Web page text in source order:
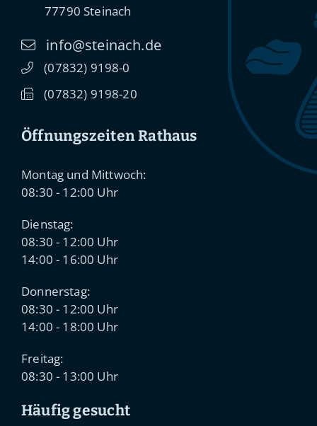
77790 Steinach
info@steinach.de
(07832) 91 98-0
(07832) 91 98-20
Öffnungszeiten Rathaus
Montag und Mittwoch:
08:30 - 12:00 Uhr
Dienstag:
08:30 - 12:00 Uhr
14:00 - 16:00 Uhr
Donnerstag:
08:30 - 12:00 Uhr
14:00 - 18:00 Uhr
Freitag:
08:30 - 13:00 Uhr
Häufig gesucht